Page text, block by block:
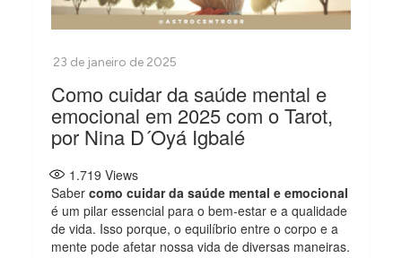
Como cuidar da saúde mental e
emocional em 2025 com o Tarot,
por Nina D´Oyá Igbalé
1.719 Views
Sabercomo cuidar da saúde mental e emocional
é um pilar essencial para o bem-estar e a qualidade
de vida. Isso porque, o equilíbrio entre o corpo e a
mente pode afetar nossa vida de diversas maneiras.